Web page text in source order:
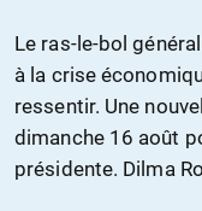
Le ras-le-bol
à la crise
ressentir. Une
dimanche 16 août
présidente. Dilma